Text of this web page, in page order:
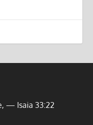
— Isaia 33:22